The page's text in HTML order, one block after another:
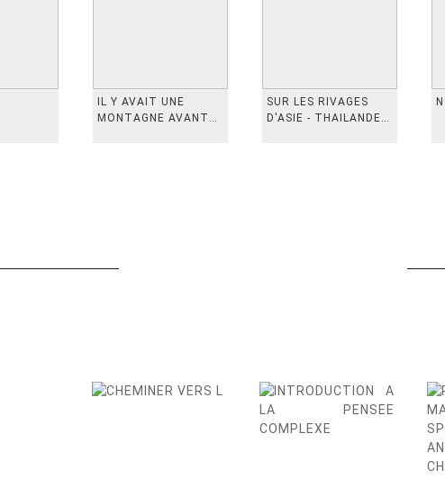
IL Y AVAIT UNE
MONTAGNE AVANT
SUR LES RIVAGES
D'ASIE - THAILANDE,